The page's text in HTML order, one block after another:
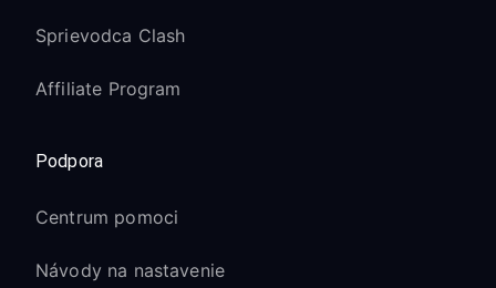
Sprievodca Clash
Affiliate Program
Podpora
Centrum pomoci
Návody na nastavenie